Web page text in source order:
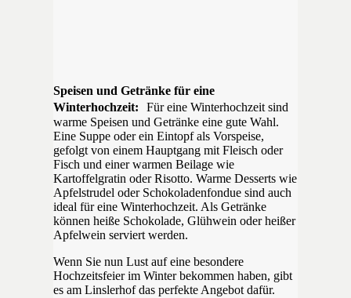
Speisen und Getränke für eine
Winterhochzeit: Für eine Winterhochzeit sind
warme Speisen und Getränke eine gute Wahl.
Eine Suppe oder ein Eintopf als Vorspeise,
gefolgt von einem Hauptgang mit Fleisch oder
Fisch und einer warmen Beilage wie
Kartoffelgratin oder Risotto. Warme Desserts wie
Apfelstrudel oder Schokoladenfondue sind auch
ideal für eine Winterhochzeit. Als Getränke
können heiße Schokolade, Glühwein oder heißer
Apfelwein serviert werden.
Wenn Sie nun Lust auf eine besondere
Hochzeitsfeier im Winter bekommen haben, gibt
es am Linslerhof das perfekte Angebot dafür.